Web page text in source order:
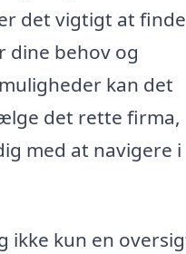
det vigtigt at finde
dine behov og
kan det
det rette firma,
med at navigere i
ikke kun en